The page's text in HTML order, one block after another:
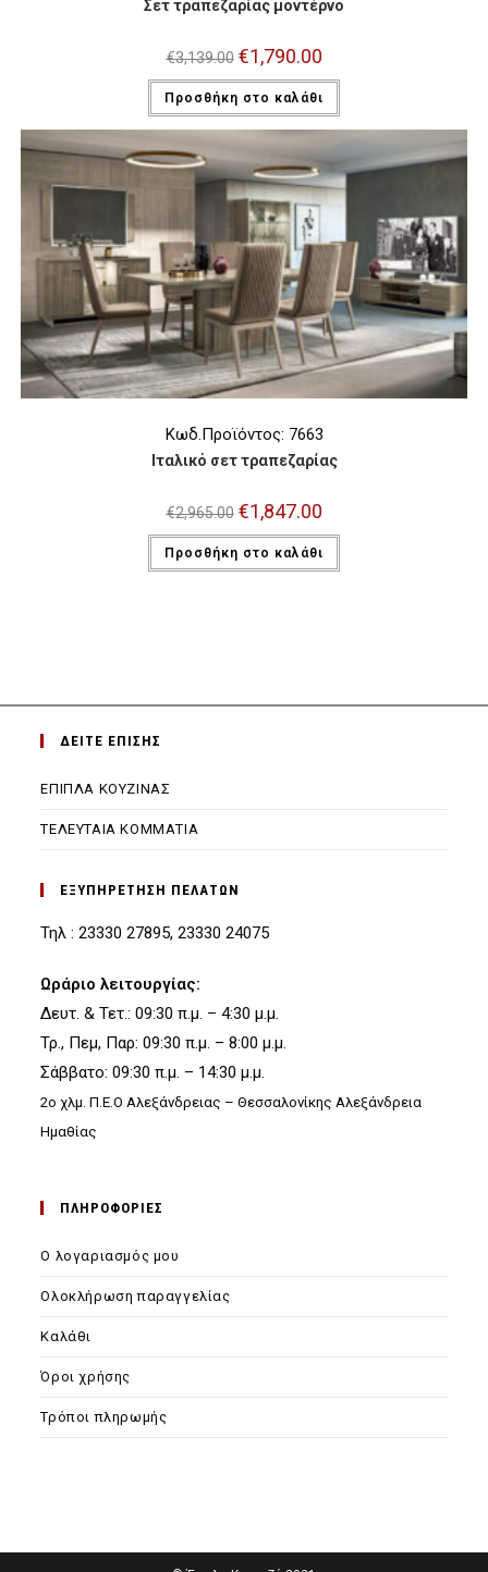
Σετ τραπεζαρίας μοντέρνο
€3,139.00 Original
price
was:
€3,139.00.
€1,790.00Η
τιμή
είναι:
€1,790.00.
Προσθήκη στο καλάθι
Κωδ.Προϊόντος: 7663
Ιταλικό σετ τραπεζαρίας
€2,965.00 Original
price
was:
€2,965.00.
€1,847.00Η
τιμή
είναι:
€1,847.00.
Προσθήκη στο καλάθι
ΔΕΙΤΕ ΕΠΙΣΗΣ
ΕΠΙΠΛΑ ΚΟΥΖΙΝΑΣ
ΤΕΛΕΥΤΑΙΑ ΚΟΜΜΑΤΙΑ
ΕΞΥΠΗΡΕΤΗΣΗ ΠΕΛΑΤΩΝ
Τηλ : 23330 27895, 23330 24075
Ωράριο λειτουργίας:
Δευτ. & Τετ.: 09:30 π.μ. – 4:30 μ.μ.
Τρ., Πεμ, Παρ: 09:30 π.μ. – 8:00 μ.μ.
Σάββατο: 09:30 π.μ. – 14:30 μ.μ.
2ο χλμ. Π.Ε.Ο Αλεξάνδρειας – Θεσσαλονίκης Αλεξάνδρεια
Ημαθίας
ΠΛΗΡΟΦΟΡΙΕΣ
Ο λογαριασμός μου
Ολοκλήρωση παραγγελίας
Καλάθι
Όροι χρήσης
Τρόποι πληρωμής